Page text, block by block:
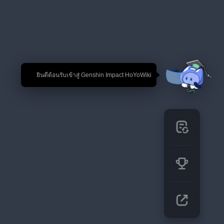
🎉 ยินดีต้อนรับเข้าสู่ Genshin Impact HoYoWiki